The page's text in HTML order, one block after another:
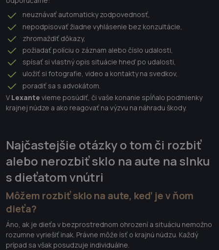
neuznávať automaticky zodpovednosť,
nepodpisovať žiadne vyhlásenie bez konzultácie,
zhromaždiť dôkazy,
požiadať políciu o záznam alebo číslo udalosti,
spísať si vlastný opis situácie hneď po udalosti,
uložiť si fotografie, video a kontakty na svedkov,
poradiť sa s advokátom.
V Lexante vieme posúdiť, či vaše konanie spĺňalo podmienky
krajnej núdze a ako reagovať na výzvu na náhradu škody.
Najčastejšie otázky o tom či rozbiť
alebo nerozbiť sklo na aute na slnku
s dieťatom vnútri
Môžem rozbiť sklo na aute, keď je v ňom
dieťa?
Áno, ak je dieťa v bezprostrednom ohrození a situáciu nemožno
rozumne vyriešiť inak. Právne môže ísť o krajnú núdzu. Každý
prípad sa však posudzuje individuálne.